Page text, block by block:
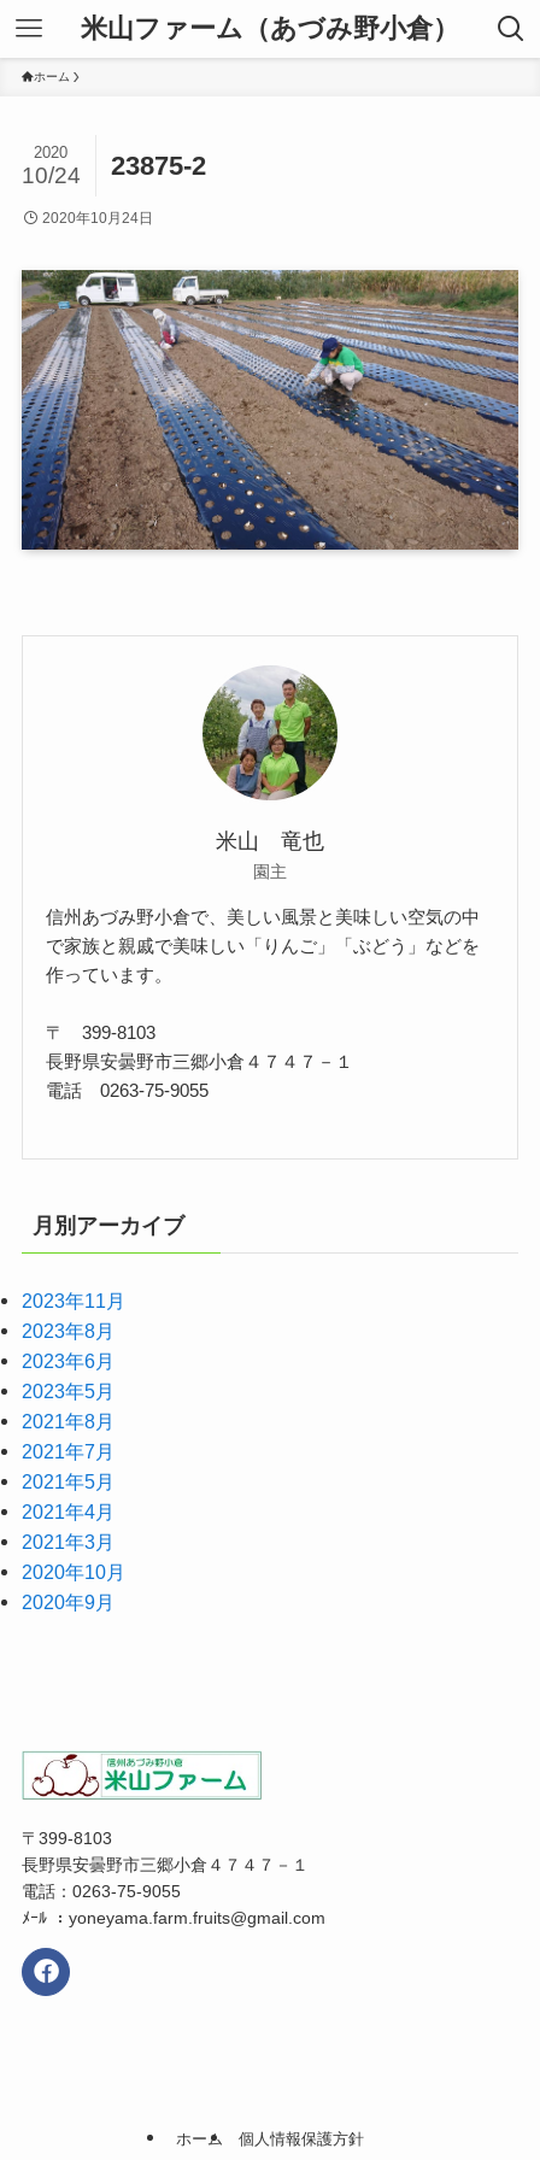
米山ファーム（あづみ野小倉）
ホーム
23875-2
2020
10/24
2020年10月24日
米山 竜也
園主
信州あづみ野小倉で、美しい風景と美味しい空気の中
で家族と親戚で美味しい「りんご」「ぶどう」などを
作っています。
〒 399-8103
長野県安曇野市三郷小倉４７４７－１
電話 0263-75-9055
月別アーカイブ
2023年11月
2023年8月
2023年6月
2023年5月
2021年8月
2021年7月
2021年5月
2021年4月
2021年3月
2020年10月
2020年9月
〒399-8103
長野県安曇野市三郷小倉４７４７－１
電話：0263-75-9055
ﾒｰﾙ ：yoneyama.farm.fruits@gmail.com
ホーム 個人情報保護方針